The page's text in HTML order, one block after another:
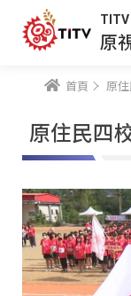
TITV
原
首頁 原
原住民四